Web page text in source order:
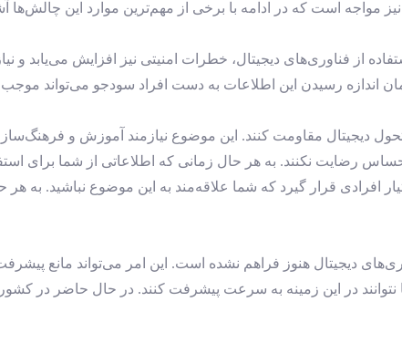
مواجه است که در ادامه با برخی از مهم‌ترین موارد این چالش‌ها
از فناوری‌های دیجیتال، خطرات امنیتی نیز افزایش می‌یابد
اندازه رسیدن این اطلاعات به دست افراد سودجو می‌تواند
دیجیتال مقاومت کنند. این موضوع نیازمند آموزش و
رضایت نکنند. به هر حال زمانی که اطلاعاتی از شما برای
افرادی قرار گیرد که شما علاقه‌مند به این موضوع نباشید.
دیجیتال هنوز فراهم نشده است. این امر می‌تواند مانع
در این زمینه به سرعت پیشرفت کنند. در حال حاضر در